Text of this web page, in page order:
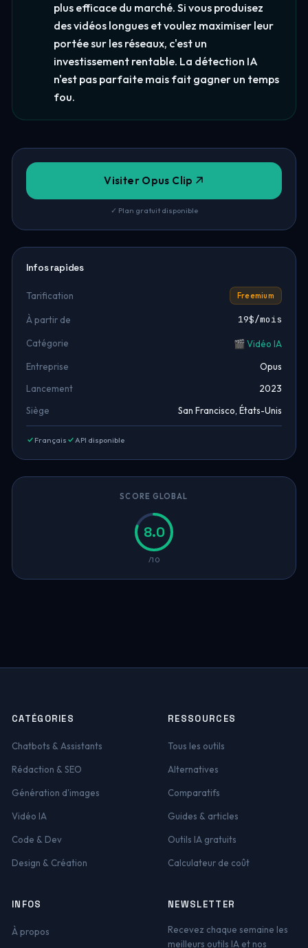
plus efficace du marché. Si vous produisez
des vidéos longues et voulez maximiser leur
portée sur les réseaux, c'est un
investissement rentable. La détection IA
n'est pas parfaite mais fait gagner un temps
fou.
Visiter Opus Clip
✓ Plan gratuit disponible
Infos rapides
Tarification Freemium
À partir de 19$/mois
Catégorie 🎬 Vidéo IA
Entreprise
Opus
Lancement
2023
Siège
San Francisco, États-Unis
Français API disponible
SCORE GLOBAL
8.0
/10
CATÉGORIES
Chatbots & Assistants
Rédaction & SEO
Génération d'images
Vidéo IA
Code & Dev
Design & Création
RESSOURCES
Tous les outils
Alternatives
Comparatifs
Guides & articles
Outils IA gratuits
Calculateur de coût
INFOS
À propos
NEWSLETTER
Recevez chaque semaine les
meilleurs outils IA et nos